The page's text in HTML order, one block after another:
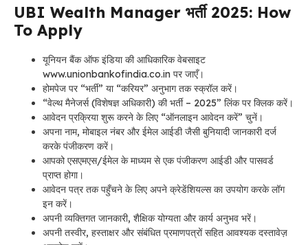
UBI Wealth Manager भर्ती 2025: How
To Apply
यूनियन बैंक ऑफ इंडिया की आधिकारिक वेबसाइट
www.unionbankofindia.co.in पर जाएँ।
होमपेज पर “भर्ती” या “करियर” अनुभाग तक स्क्रॉल करें।
“वेल्थ मैनेजर्स (विशेषज्ञ अधिकारी) की भर्ती – 2025” लिंक पर क्लिक करें।
आवेदन प्रक्रिया शुरू करने के लिए “ऑनलाइन आवेदन करें” चुनें।
अपना नाम, मोबाइल नंबर और ईमेल आईडी जैसी बुनियादी जानकारी दर्ज
करके पंजीकरण करें।
आपको एसएमएस/ईमेल के माध्यम से एक पंजीकरण आईडी और पासवर्ड
प्राप्त होगा।
आवेदन पत्र तक पहुँचने के लिए अपने क्रेडेंशियल्स का उपयोग करके लॉग
इन करें।
अपनी व्यक्तिगत जानकारी, शैक्षिक योग्यता और कार्य अनुभव भरें।
अपनी तस्वीर, हस्ताक्षर और संबंधित प्रमाणपत्रों सहित आवश्यक दस्तावेज़